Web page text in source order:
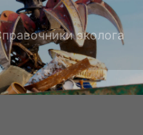
эколога